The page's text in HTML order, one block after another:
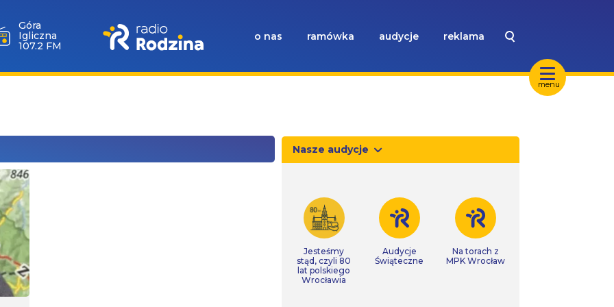
menu
Góra
Igliczna
107.2 FM
o nas ramówka audycje reklama
Nasze audycje
Jesteśmy
stąd, czyli 80
lat polskiego
Wrocławia
Audycje
Świąteczne
Na torach z
MPK Wrocław